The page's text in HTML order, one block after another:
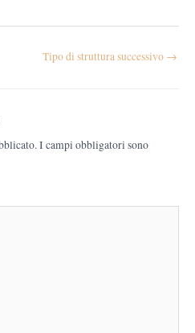
Tipo di struttura successivo →
I campi obbligatori sono